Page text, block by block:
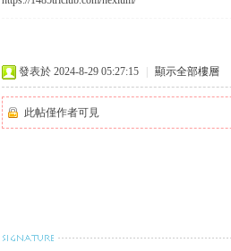
發表於 2024-8-29 05:27:15 顯示全部樓層
此帖僅作者可見